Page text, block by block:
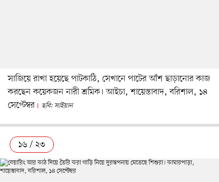
সাজিয়ে রাখা হয়েছে পাটকাঠি, সেখানে পাটের আঁশ ছাড়ানোর কাজ
করছেন কয়েকজন নারী শ্রমিক। আইচা, শায়েস্তাবাদ, বরিশাল, ১৪
সেপ্টেম্বর
ছবি: সাইয়ান
১৬ / ২৩